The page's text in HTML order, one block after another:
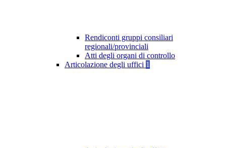
Rendiconti gruppi consiliari
regionali/provinciali
Atti degli organi di controllo
Articolazione degli uffici 1